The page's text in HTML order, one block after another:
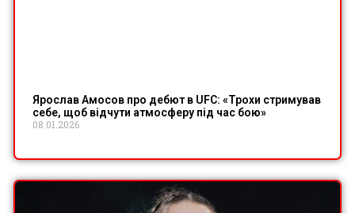
Ярослав Амосов про дебют в UFC: «Трохи стримував
себе, щоб відчути атмосферу під час бою»
08.01.2026